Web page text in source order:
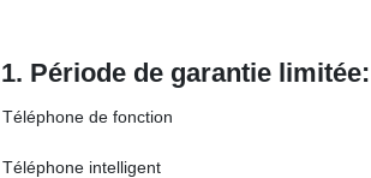
1. Période de garantie limitée:
Téléphone de fonction
Téléphone intelligent